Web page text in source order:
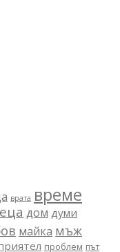
врата време
дом думи
майка мъж
проблем път